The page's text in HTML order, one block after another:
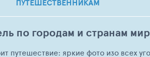
ПУТЕШЕСТВЕННИКАМ
по городам и странам
путешествие: яркие фото изо